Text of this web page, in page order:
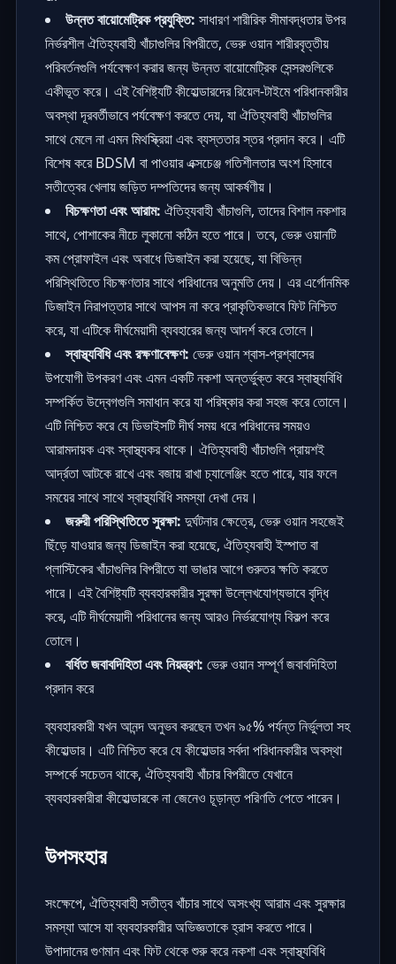
উন্নত বায়োমেট্রিক প্রযুক্তি: সাধারণ শারীরিক সীমাবদ্ধতার উপর
নির্ভরশীল ঐতিহ্যবাহী খাঁচাগুলির বিপরীতে, ভেরু ওয়ান শারীরবৃত্তীয়
পরিবর্তনগুলি পর্যবেক্ষণ করার জন্য উন্নত বায়োমেট্রিক সেন্সরগুলিকে
একীভূত করে। এই বৈশিষ্ট্যটি কীহোল্ডারদের রিয়েল-টাইমে পরিধানকারীর
অবস্থা দূরবর্তীভাবে পর্যবেক্ষণ করতে দেয়, যা ঐতিহ্যবাহী খাঁচাগুলির
সাথে মেলে না এমন মিথস্ক্রিয়া এবং ব্যস্ততার স্তর প্রদান করে। এটি
বিশেষ করে BDSM বা পাওয়ার এক্সচেঞ্জ গতিশীলতার অংশ হিসাবে
সতীত্বের খেলায় জড়িত দম্পতিদের জন্য আকর্ষণীয়।
বিচক্ষণতা এবং আরাম: ঐতিহ্যবাহী খাঁচাগুলি, তাদের বিশাল নকশার
সাথে, পোশাকের নীচে লুকানো কঠিন হতে পারে। তবে, ভেরু ওয়ানটি
কম প্রোফাইল এবং অবাধে ডিজাইন করা হয়েছে, যা বিভিন্ন
পরিস্থিতিতে বিচক্ষণতার সাথে পরিধানের অনুমতি দেয়। এর এর্গোনমিক
ডিজাইন নিরাপত্তার সাথে আপস না করে প্রাকৃতিকভাবে ফিট নিশ্চিত
করে, যা এটিকে দীর্ঘমেয়াদী ব্যবহারের জন্য আদর্শ করে তোলে।
স্বাস্থ্যবিধি এবং রক্ষণাবেক্ষণ: ভেরু ওয়ান শ্বাস-প্রশ্বাসের
উপযোগী উপকরণ এবং এমন একটি নকশা অন্তর্ভুক্ত করে স্বাস্থ্যবিধি
সম্পর্কিত উদ্বেগগুলি সমাধান করে যা পরিষ্কার করা সহজ করে তোলে।
এটি নিশ্চিত করে যে ডিভাইসটি দীর্ঘ সময় ধরে পরিধানের সময়ও
আরামদায়ক এবং স্বাস্থ্যকর থাকে। ঐতিহ্যবাহী খাঁচাগুলি প্রায়শই
আর্দ্রতা আটকে রাখে এবং বজায় রাখা চ্যালেঞ্জিং হতে পারে, যার ফলে
সময়ের সাথে সাথে স্বাস্থ্যবিধি সমস্যা দেখা দেয়।
জরুরী পরিস্থিতিতে সুরক্ষা: দুর্ঘটনার ক্ষেত্রে, ভেরু ওয়ান সহজেই
ছিঁড়ে যাওয়ার জন্য ডিজাইন করা হয়েছে, ঐতিহ্যবাহী ইস্পাত বা
প্লাস্টিকের খাঁচাগুলির বিপরীতে যা ভাঙার আগে গুরুতর ক্ষতি করতে
পারে। এই বৈশিষ্ট্যটি ব্যবহারকারীর সুরক্ষা উল্লেখযোগ্যভাবে বৃদ্ধি
করে, এটি দীর্ঘমেয়াদী পরিধানের জন্য আরও নির্ভরযোগ্য বিকল্প করে
তোলে।
বর্ধিত জবাবদিহিতা এবং নিয়ন্ত্রণ: ভেরু ওয়ান সম্পূর্ণ জবাবদিহিতা
প্রদান করে
ব্যবহারকারী যখন আনন্দ অনুভব করছেন তখন ৯৫% পর্যন্ত নির্ভুলতা সহ
কীহোল্ডার। এটি নিশ্চিত করে যে কীহোল্ডার সর্বদা পরিধানকারীর অবস্থা
সম্পর্কে সচেতন থাকে, ঐতিহ্যবাহী খাঁচার বিপরীতে যেখানে
ব্যবহারকারীরা কীহোল্ডারকে না জেনেও চূড়ান্ত পরিণতি পেতে পারেন।
উপসংহার
সংক্ষেপে, ঐতিহ্যবাহী সতীত্ব খাঁচার সাথে অসংখ্য আরাম এবং সুরক্ষার
সমস্যা আসে যা ব্যবহারকারীর অভিজ্ঞতাকে হ্রাস করতে পারে।
উপাদানের গুণমান এবং ফিট থেকে শুরু করে নকশা এবং স্বাস্থ্যবিধি